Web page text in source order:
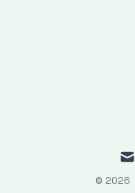
mail
© 2026